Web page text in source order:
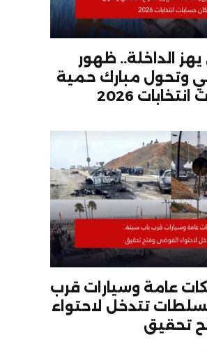
الداخلة.. ظهور
وتحول مبارك حمية
2026
عامة وسيارات قرب
تتدخل لاحتواء
تحقيق